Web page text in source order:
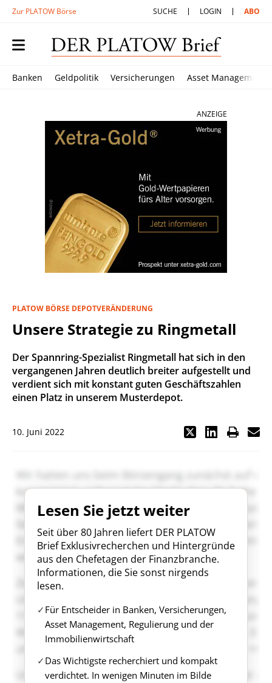
Zur PLATOW Börse SUCHE LOGIN ABO
Banken Geldpolitik Versicherungen Asset Management
ANZEIGE
PLATOW BÖRSE DEPOTVERÄNDERUNG
Unsere Strategie zu Ringmetall
Der Spannring-Spezialist Ringmetall hat sich in den
vergangenen Jahren deutlich breiter aufgestellt und
verdient sich mit konstant guten Geschäftszahlen
einen Platz in unserem Musterdepot.
10. Juni 2022
Lesen Sie jetzt weiter
Seit über 80 Jahren liefert DER PLATOW
Brief Exklusivrecherchen und Hintergründe
aus den Chefetagen der Finanzbranche.
Informationen, die Sie sonst nirgends
lesen.
Für Entscheider in Banken, Versicherungen,
Asset Management, Regulierung und der
Immobilienwirtschaft
Das Wichtigste recherchiert und kompakt
verdichtet. In wenigen Minuten im Bilde